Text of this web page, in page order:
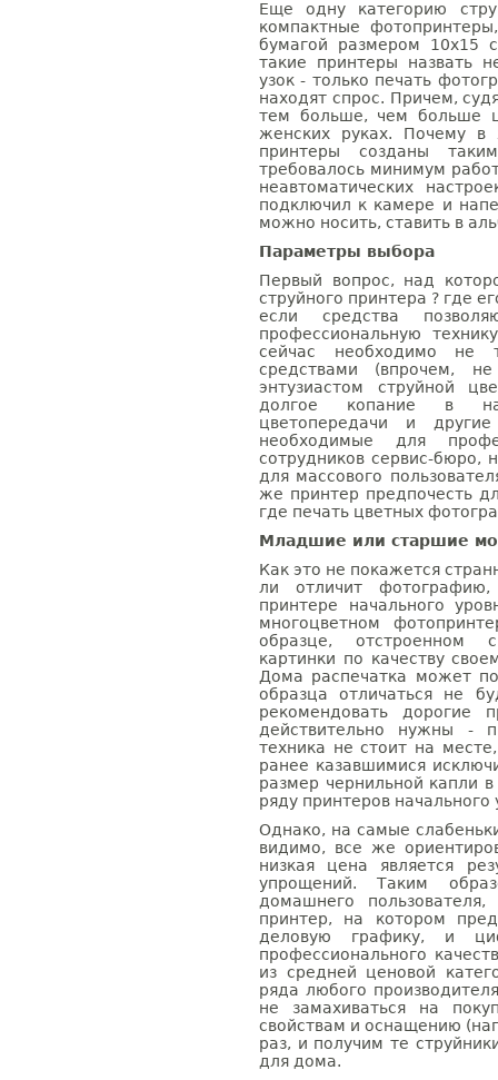
Еще одну категорию
компактные
бумагой размером 10х15
такие принтеры назвать
узок - только печать
находят спрос. Причем,
тем больше, чем больше
женских руках. Почему в
принтеры созданы
требовалось минимум
неавтоматических
подключил к камере и
можно носить, ставить в
Параметры выбора
Первый вопрос, над
струйного принтера ? где
если средства
профессиональную
сейчас необходимо не
средствами (впрочем,
энтузиастом струйной
долгое копание в
цветопередачи и
необходимые для
сотрудников сервис-бюро,
для массового
же принтер предпочесть
где печать цветных
Младшие или старшие
Как это не покажется
ли отличит
принтере начального
многоцветном
образце, отстроенном
картинки по качеству
Дома распечатка может
образца отличаться не
рекомендовать дорогие
действительно нужны -
техника не стоит на
ранее казавшимися
размер чернильной капли
ряду принтеров начального
Однако, на самые
видимо, все же
низкая цена является
упрощений. Таким
домашнего
принтер, на котором
деловую графику, и
профессионального
из средней ценовой
ряда любого
не замахиваться на
свойствам и оснащению
раз, и получим те
для дома.